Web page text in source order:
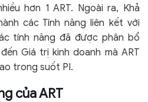
hơn 1 ART. Ngoài ra, Khả
các Tính năng liên kết với
tính năng đã được phân bổ
Giá trị kinh doanh mà ART
trong suốt PI.
của ART